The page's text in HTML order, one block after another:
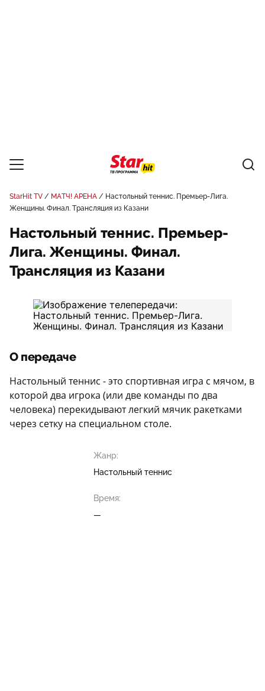
StarHit TV МАТЧ! АРЕНА
Настольный теннис. Премьер-Лига.
Женщины. Финал. Трансляция из Казани
Настольный теннис. Премьер-
Лига. Женщины. Финал.
Трансляция из Казани
О передаче
Настольный теннис - это спортивная игра с мячом, в
которой два игрока (или две команды по два
человека) перекидывают легкий мячик ракетками
через сетку на специальном столе.
Жанр:
Настольный теннис
Время:
—